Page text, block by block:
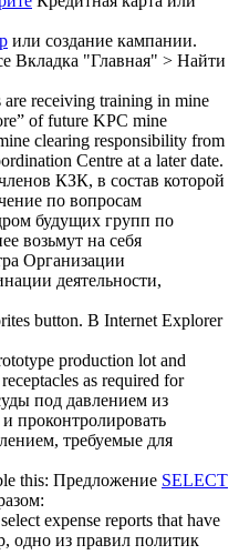
или создание кампании.
Вкладка "Главная" > Найти
receiving training in mine
of future KPC mine
clearing responsibility from
Centre at a later date.
КЗК, в состав которой
по вопросам
будущих групп по
возьмут на себя
Организации
деятельности,
button. В Internet Explorer
production lot and
as required for
под давлением из
проконтролировать
требуемые для
this: Предложение SELECT
selectexpense reports that have
одно из правил политик